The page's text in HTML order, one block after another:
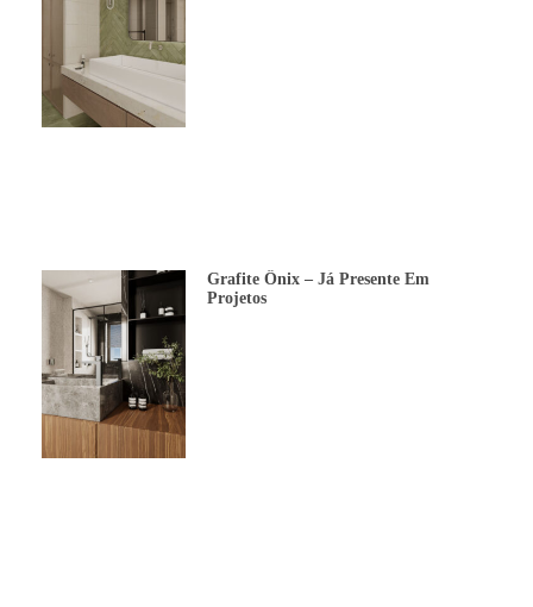
Grafite Ônix – Já Presente Em
Projetos